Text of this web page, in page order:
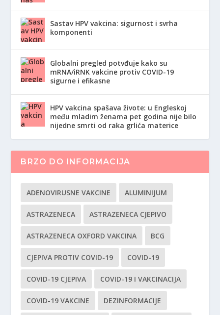
Sastav HPV vakcina: sigurnost i svrha
komponenti
Globalni pregled potvđuje kako su
mRNA/iRNK vakcine protiv COVID-19
sigurne i efikasne
HPV vakcina spašava živote: u Engleskoj
među mladim ženama pet godina nije bilo
nijedne smrti od raka grlića materice
BRZO DO INFORMACIJA
ADENOVIRUSNE VAKCINE ALUMINIJUM
ASTRAZENECA ASTRAZENECA CJEPIVO
ASTRAZENECA OXFORD VAKCINA BCG
CJEPIVA PROTIV COVID-19 COVID-19
COVID-19 CJEPIVA COVID-19 I VAKCINACIJA
COVID-19 VAKCINE DEZINFORMACIJE